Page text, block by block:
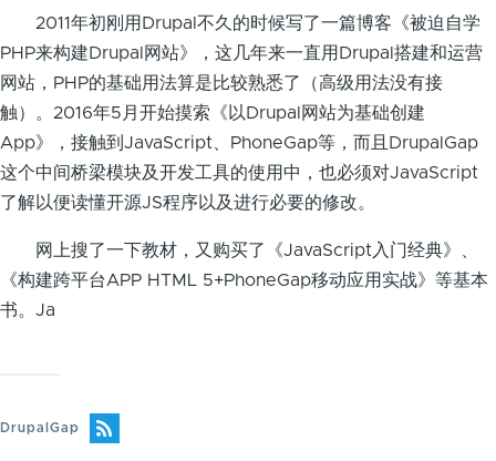
2011年初刚用Drupal不久的时候写了一篇博客《被迫自学
PHP来构建Drupal网站》，这几年来一直用Drupal搭建和运营
网站，PHP的基础用法算是比较熟悉了（高级用法没有接
触）。2016年5月开始摸索《以Drupal网站为基础创建
App》，接触到JavaScript、PhoneGap等，而且DrupalGap
这个中间桥梁模块及开发工具的使用中，也必须对JavaScript
了解以便读懂开源JS程序以及进行必要的修改。
网上搜了一下教材，又购买了《JavaScript入门经典》、
《构建跨平台APP HTML 5+PhoneGap移动应用实战》等基本
书。Ja
DrupalGap